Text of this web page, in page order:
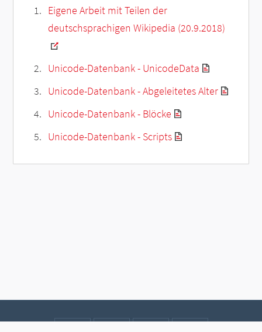
Eigene Arbeit mit Teilen der
deutschsprachigen Wikipedia (20.9.2018)
Unicode-Datenbank - UnicodeData
Unicode-Datenbank - Abgeleitetes Alter
Unicode-Datenbank - Blöcke
Unicode-Datenbank - Scripts